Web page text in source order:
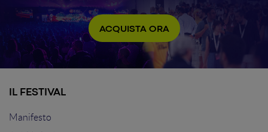
ACQUISTA ORA
IL FESTIVAL
Manifesto